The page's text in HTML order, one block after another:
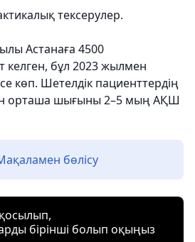
тексерулер.
Астанаға 4500
келген, бұл 2023 жылмен
көп. Шетелдік пациенттердің
орташа шығыны 2–5 мың АҚШ
бөлісу
бірінші болып оқыңыз